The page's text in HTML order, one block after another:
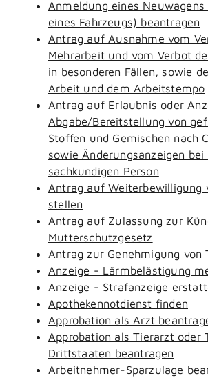
Anmeldung eines
eines Fahrzeugs) beantragen
Antrag auf Ausnahme vom
Mehrarbeit und vom Verbot
in besonderen Fällen, sowie
Arbeit und dem Arbeitstempo
Antrag auf Erlaubnis oder
Abgabe/Bereitstellung von
Stoffen und Gemischen nach
sowie Änderungsanzeigen bei
sachkundigen Person
Antrag auf Weiterbewilligung
stellen
Antrag auf Zulassung zur
Mutterschutzgesetz
Antrag zur Genehmigung von
Anzeige - Lärmbelästigung
Anzeige - Strafanzeige
Apothekennotdienst finden
Approbation als Arzt
Approbation als Tierarzt oder
Drittstaaten beantragen
Arbeitnehmer-Sparzulage